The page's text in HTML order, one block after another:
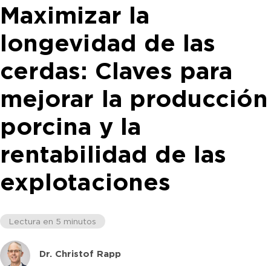
Maximizar la
longevidad de las
cerdas: Claves para
mejorar la producción
porcina y la
rentabilidad de las
explotaciones
Lectura en 5 minutos
Dr. Christof Rapp